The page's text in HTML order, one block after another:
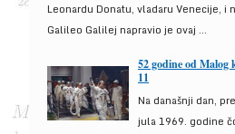
Leonardu Donatu, vladaru Venecije, i
Galileo Galilej napravio je ovaj ...
52 godine od Malog
11
Na današnji dan,
jula 1969. godine